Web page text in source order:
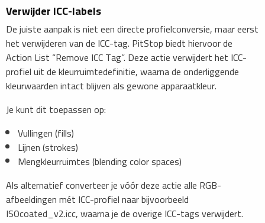
Verwijder ICC-labels
De juiste aanpak is niet een directe profielconversie, maar eerst
het verwijderen van de ICC-tag. PitStop biedt hiervoor de
Action List “Remove ICC Tag”. Deze actie verwijdert het ICC-
profiel uit de kleurruimtedefinitie, waarna de onderliggende
kleurwaarden intact blijven als gewone apparaatkleur.
​Je kunt dit toepassen op:
Vullingen (fills)
Lijnen (strokes)
Mengkleurruimtes (blending color spaces)
Als alternatief converteer je vóór deze actie alle RGB-
afbeeldingen mét ICC-profiel naar bijvoorbeeld
ISOcoated_v2.icc, waarna je de overige ICC-tags verwijdert.